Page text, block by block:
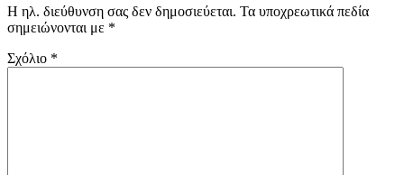
Η ηλ. διεύθυνση σας δεν δημοσιεύεται. Τα υποχρεωτικά πεδία
σημειώνονται με *
Σχόλιο *